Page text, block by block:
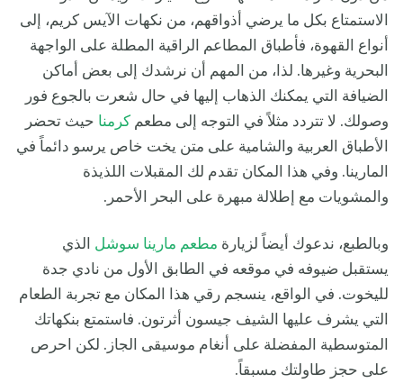
الاستمتاع بكل ما يرضي أذواقهم، من نكهات الآيس كريم، إلى
أنواع القهوة، فأطباق المطاعم الراقية المطلة على الواجهة
البحرية وغيرها. لذا، من المهم أن نرشدك إلى بعض أماكن
الضيافة التي يمكنك الذهاب إليها في حال شعرت بالجوع فور
وصولك. لا تتردد مثلاً في التوجه إلى مطعم كرمنا حيث تحضر
الأطباق العربية والشامية على متن يخت خاص يرسو دائماً في
المارينا. وفي هذا المكان تقدم لك المقبلات اللذيذة
والمشويات مع إطلالة مبهرة على البحر الأحمر.
وبالطبع، ندعوك أيضاً لزيارة مطعم مارينا سوشل الذي
يستقبل ضيوفه في موقعه في الطابق الأول من نادي جدة
لليخوت. في الواقع، ينسجم رقي هذا المكان مع تجربة الطعام
التي يشرف عليها الشيف جيسون أثرتون. فاستمتع بنكهاتك
المتوسطية المفضلة على أنغام موسيقى الجاز. لكن احرص
على حجز طاولتك مسبقاً.